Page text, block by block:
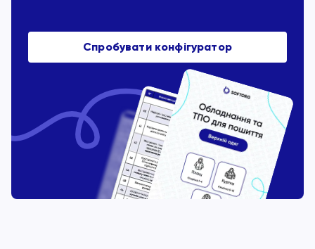
Спробувати конфігуратор